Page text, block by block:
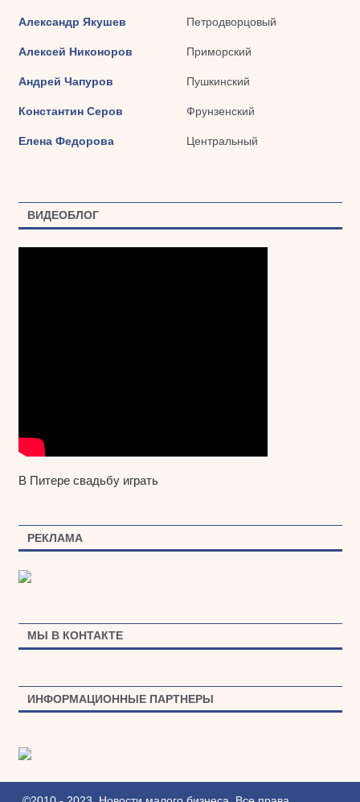
Александр Якушев Петродворцовый
Алексей Никоноров Приморский
Андрей Чапуров Пушкинский
Константин Серов Фрунзенский
Елена Федорова Центральный
ВИДЕОБЛОГ
В Питере свадьбу играть
РЕКЛАМА
МЫ В КОНТАКТЕ
ИНФОРМАЦИОННЫЕ ПАРТНЕРЫ